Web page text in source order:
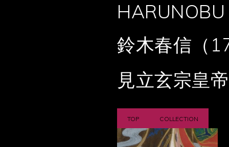
鈴木春信（
見立玄宗皇
TOP COLLECTION